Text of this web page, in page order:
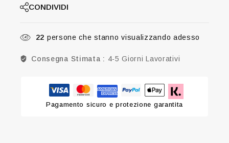
CONDIVIDI
22 persone che stanno visualizzando adesso
Consegna Stimata : 4-5 Giorni Lavorativi
Pagamento sicuro e protezione garantita